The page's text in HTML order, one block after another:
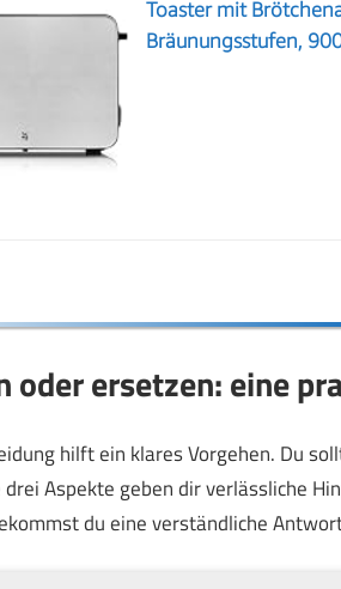
Toaster mit
Bräunungsstufen,
oder ersetzen: eine
hilft ein klares Vorgehen. Du
Aspekte geben dir verlässliche
du eine verständliche